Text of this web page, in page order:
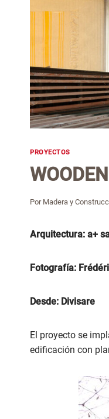
PROYECTOS
Por Madera y
Arquitectura: a+
Fotografía:
Desde: Divisare
El proyecto se
edificación con